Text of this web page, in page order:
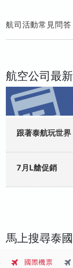
航司活動常見問答
航空公司最
跟著泰航玩世界
7月L艙促銷
馬上搜尋泰
國際機票